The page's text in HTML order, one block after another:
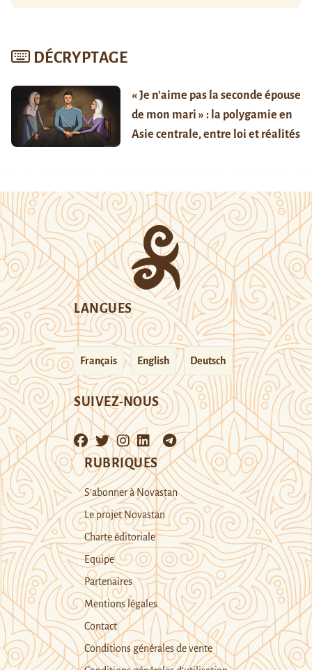
DÉCRYPTAGE
« Je n’aime pas la seconde épouse
de mon mari » : la polygamie en
Asie centrale, entre loi et réalités
LANGUES
Français English Deutsch
SUIVEZ-NOUS
RUBRIQUES
S’abonner à Novastan
Le projet Novastan
Charte éditoriale
Equipe
Partenaires
Mentions légales
Contact
Conditions générales de vente